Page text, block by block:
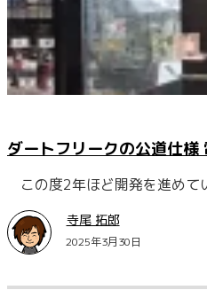
ダートフリークの公道仕様
この度2年ほど開発を進めて
寺尾 拓郎
2025年3月30日